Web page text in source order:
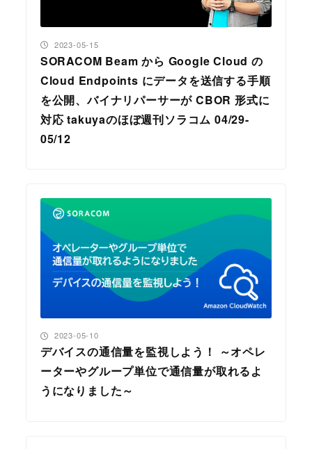
SORACOM Beam から Google Cloud の
Cloud Endpoints にデータを送信する手順
を公開、バイナリパーサーが CBOR 形式に
対応 takuyaのほぼ週刊ソラコム 04/29-
05/12
投稿日
2023-05-15
デバイスの通信量を監視しよう！ ～オペレ
ーターやグループ単位で通信量が取れるよ
うになりました～
投稿日
2023-05-10